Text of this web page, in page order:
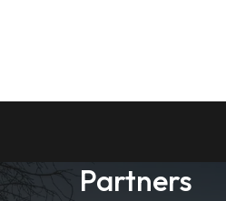
Partners